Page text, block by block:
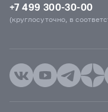
+7 499 300-30-00
(круглосуточно, в